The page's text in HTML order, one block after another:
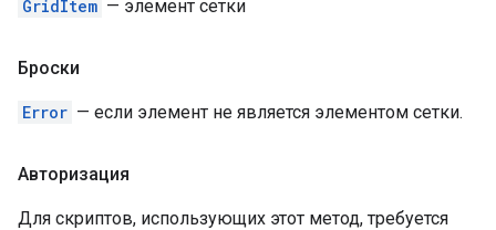
GridItem — элемент сетки
Броски
Error — если элемент не является элементом сетки.
Авторизация
Для скриптов, использующих этот метод, требуется